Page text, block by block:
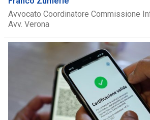
Avvocato Coordinatore Commissione
Avv. Verona